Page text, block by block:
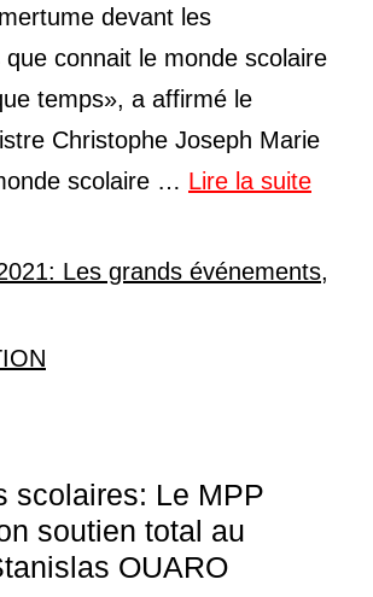
devant les
connait le monde scolaire
temps», a affirmé le
Christophe Joseph Marie
scolaire … Lire la suite
Les grands événements,
scolaires: Le MPP
soutien total au
OUARO